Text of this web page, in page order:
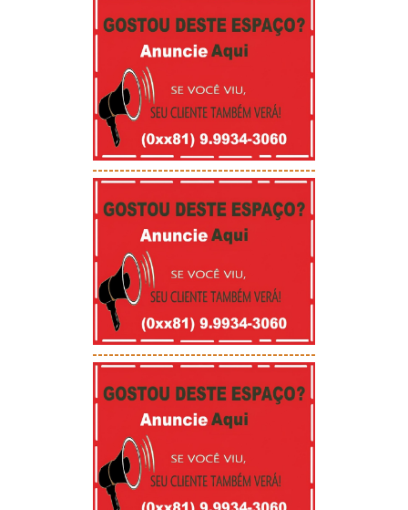
-----------------------------------------
-----------------------------------------